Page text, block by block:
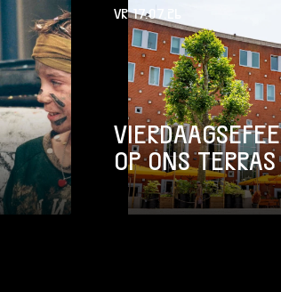
VR 17.07.26
OP ONS TERRAS